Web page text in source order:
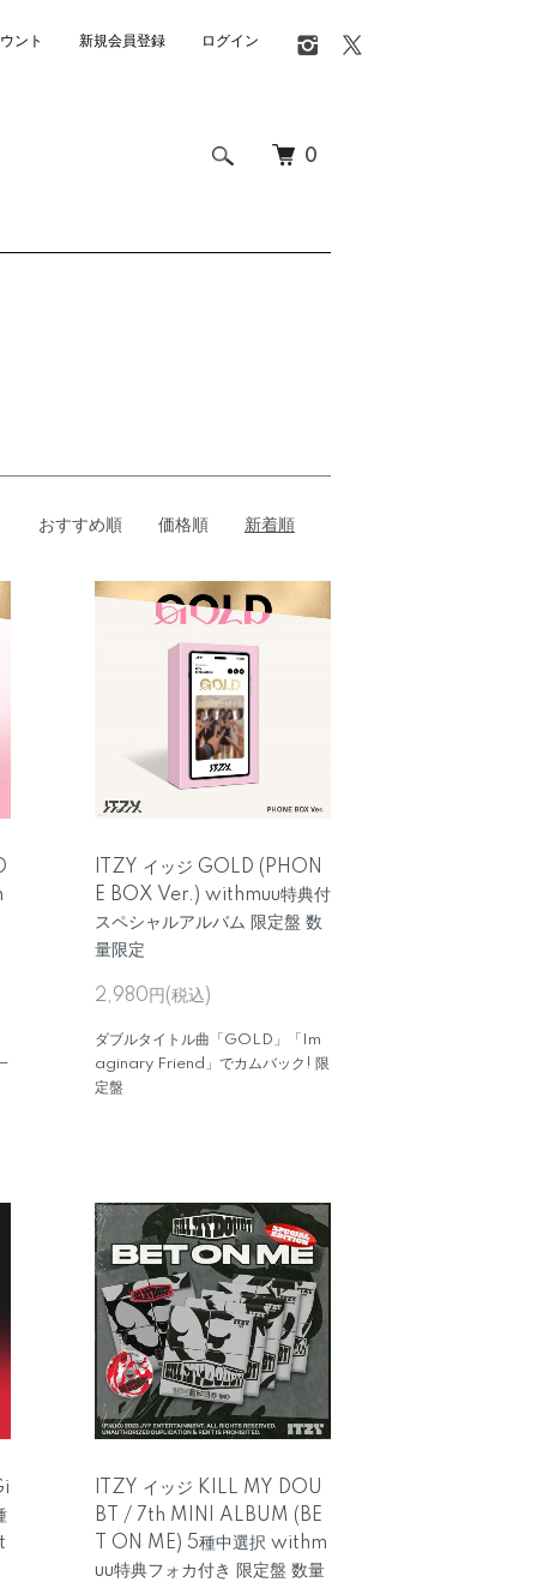
0
ント 新規会員登録 ログイン
おすすめ順 価格順 新着順
ITZY イッジ GOLD (PHON
E BOX Ver.) withmuu特典付
スペシャルアルバム 限定盤 数
量限定
2,980円(税込)
ダブルタイトル曲「GOLD」「Im
aginary Friend」でカムバック! 限
定盤
ITZY イッジ KILL MY DOU
BT / 7th MINI ALBUM (BE
T ON ME) 5種中選択 withm
uu特典フォカ付き 限定盤 数量